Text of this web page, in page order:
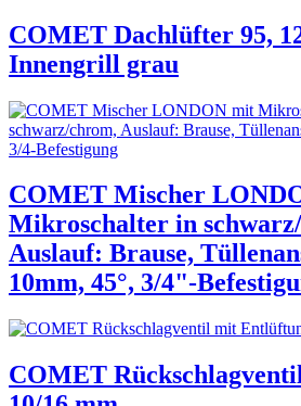
COMET Dachlüfter 95,
Innengrill grau
COMET Mischer
Mikroschalter in
Auslauf: Brause,
10mm, 45°, 3/4"-
COMET